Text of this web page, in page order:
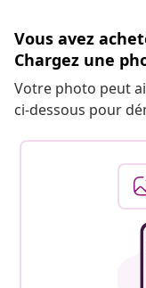
Vous avez
Chargez une
Votre photo peut
ci-dessous pour